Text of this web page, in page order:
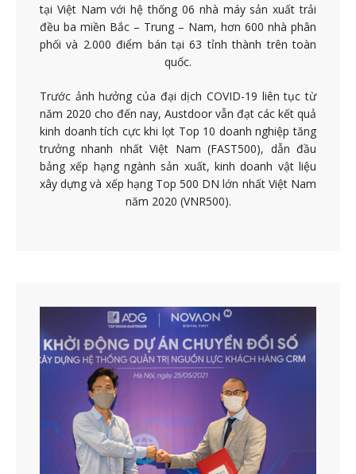
tại Việt Nam với hệ thống 06 nhà máy sản xuất trải
đều ba miền Bắc – Trung – Nam, hơn 600 nhà phân
phối và 2.000 điểm bán tại 63 tỉnh thành trên toàn
quốc.
Trước ảnh hưởng của đại dịch COVID-19 liên tục từ
năm 2020 cho đến nay, Austdoor vẫn đạt các kết quả
kinh doanh tích cực khi lọt Top 10 doanh nghiệp tăng
trưởng nhanh nhất Việt Nam (FAST500), dẫn đầu
bảng xếp hạng ngành sản xuất, kinh doanh vật liệu
xây dựng và xếp hạng Top 500 DN lớn nhất Việt Nam
năm 2020 (VNR500).